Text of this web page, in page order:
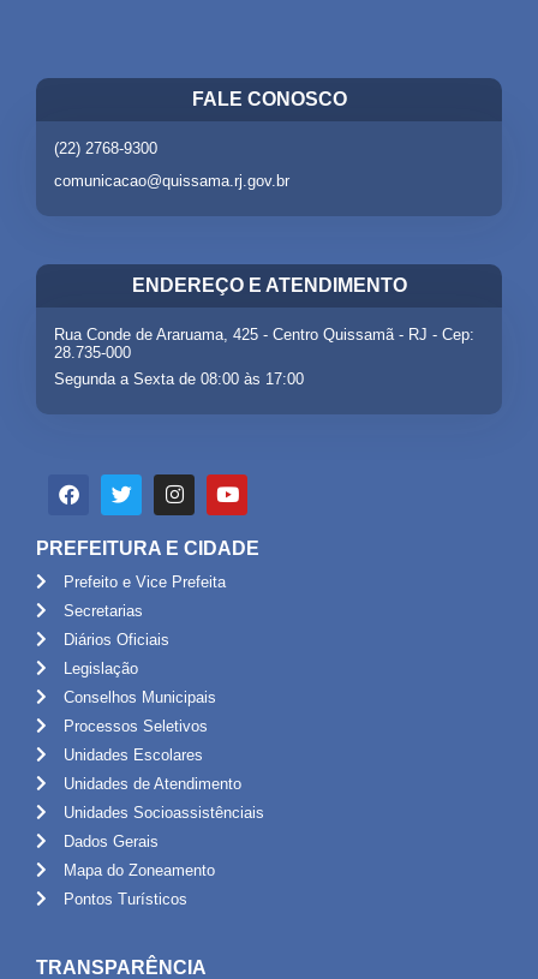
FALE CONOSCO
(22) 2768-9300
comunicacao@quissama.rj.gov.br
ENDEREÇO E ATENDIMENTO
Rua Conde de Araruama, 425 - Centro Quissamã - RJ - Cep:
28.735-000
Segunda a Sexta de 08:00 às 17:00
PREFEITURA E CIDADE
Prefeito e Vice Prefeita
Secretarias
Diários Oficiais
Legislação
Conselhos Municipais
Processos Seletivos
Unidades Escolares
Unidades de Atendimento
Unidades Socioassistênciais
Dados Gerais
Mapa do Zoneamento
Pontos Turísticos
TRANSPARÊNCIA